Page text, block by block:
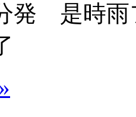
発 是時